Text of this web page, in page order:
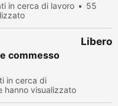
in cerca di lavoro
55
commesso
in cerca di
hanno visualizzato
Libero